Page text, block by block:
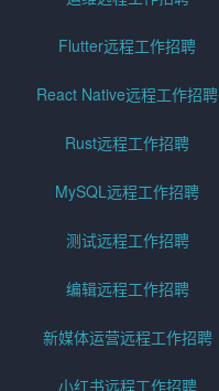
Flutter远程工作招聘
React Native远程工作招聘
Rust远程工作招聘
MySQL远程工作招聘
测试远程工作招聘
编辑远程工作招聘
新媒体运营远程工作招聘
小红书远程工作招聘